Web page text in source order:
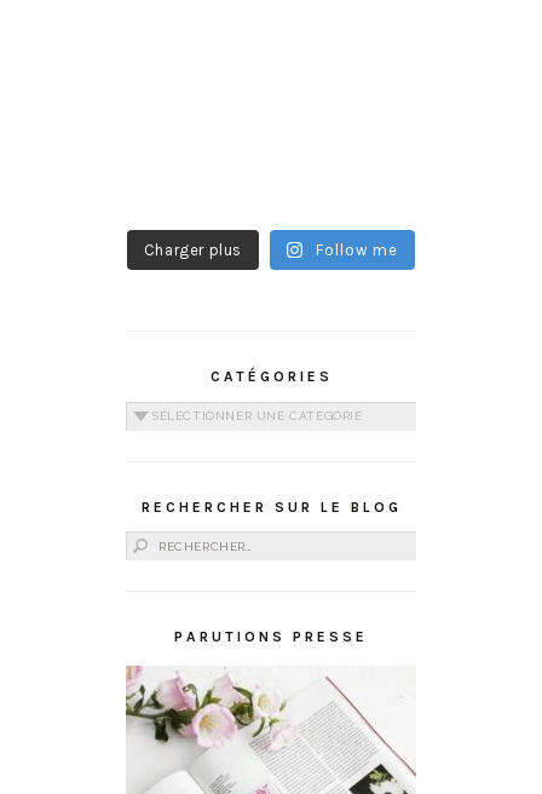
Charger plus Follow me
CATÉGORIES
Catégories
RECHERCHER SUR LE BLOG
Rechercher :
PARUTIONS PRESSE